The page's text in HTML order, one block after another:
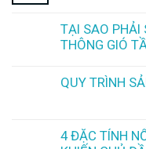
TẠI SAO PHẢI
THÔNG GIÓ
QUY TRÌNH
4 ĐẶC TÍNH